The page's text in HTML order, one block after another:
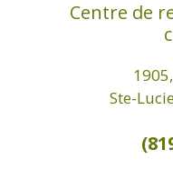
Centre de
Ste-